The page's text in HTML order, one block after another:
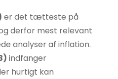
er det tætteste på
derfor mest relevant
analyser af inflation.
indfanger
hurtigt kan